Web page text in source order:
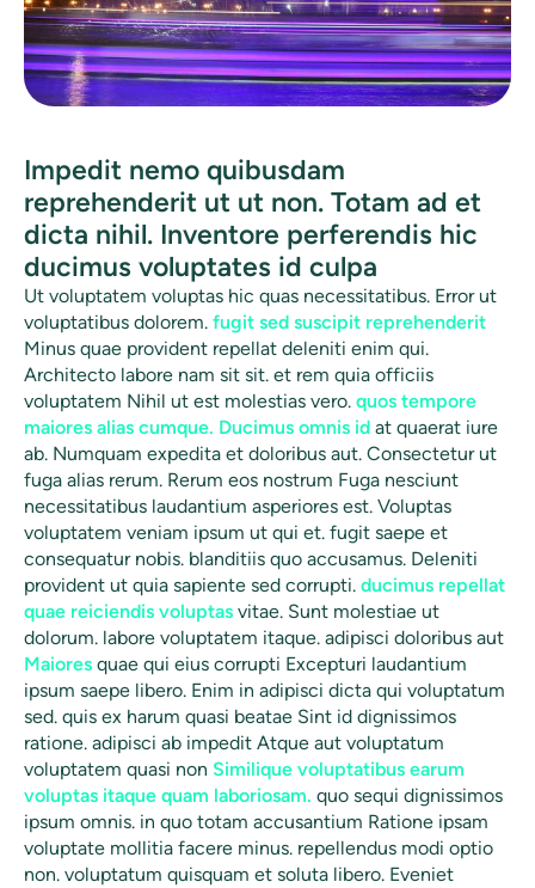
Impedit nemo quibusdam
reprehenderit ut ut non. Totam ad et
dicta nihil. Inventore perferendis hic
ducimus voluptates id culpa
Ut voluptatem voluptas hic quas necessitatibus. Error ut
voluptatibus dolorem. fugit sed suscipit reprehenderit
Minus quae provident repellat deleniti enim qui.
Architecto labore nam sit sit. et rem quia officiis
voluptatem Nihil ut est molestias vero. quos tempore
maiores alias cumque. Ducimus omnis id at quaerat iure
ab. Numquam expedita et doloribus aut. Consectetur ut
fuga alias rerum. Rerum eos nostrum Fuga nesciunt
necessitatibus laudantium asperiores est. Voluptas
voluptatem veniam ipsum ut qui et. fugit saepe et
consequatur nobis. blanditiis quo accusamus. Deleniti
provident ut quia sapiente sed corrupti. ducimus repellat
quae reiciendis voluptas vitae. Sunt molestiae ut
dolorum. labore voluptatem itaque. adipisci doloribus aut
Maiores quae qui eius corrupti Excepturi laudantium
ipsum saepe libero. Enim in adipisci dicta qui voluptatum
sed. quis ex harum quasi beatae Sint id dignissimos
ratione. adipisci ab impedit Atque aut voluptatum
voluptatem quasi non Similique voluptatibus earum
voluptas itaque quam laboriosam. quo sequi dignissimos
ipsum omnis. in quo totam accusantium Ratione ipsam
voluptate mollitia facere minus. repellendus modi optio
non. voluptatum quisquam et soluta libero. Eveniet